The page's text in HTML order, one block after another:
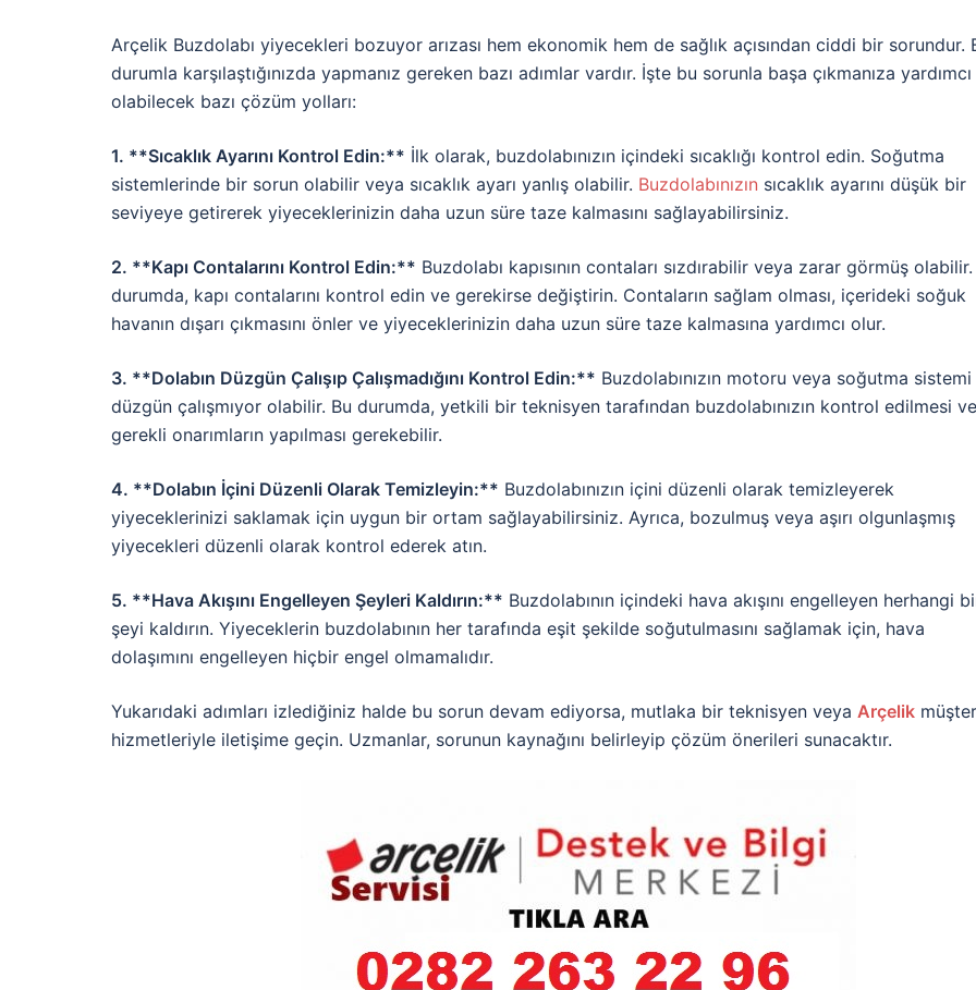
Arçelik Buzdolabı yiyecekleri bozuyor arızası hem ekonomik hem de sağlık açısından ciddi bir sorundur.
durumla karşılaştığınızda yapmanız gereken bazı adımlar vardır. İşte bu sorunla başa çıkmanıza yardımcı
olabilecek bazı çözüm yolları:
1. **Sıcaklık Ayarını Kontrol Edin:** İlk olarak, buzdolabınızın içindeki sıcaklığı kontrol edin. Soğutma
sistemlerinde bir sorun olabilir veya sıcaklık ayarı yanlış olabilir. Buzdolabınızın sıcaklık ayarını düşük bir
seviyeye getirerek yiyeceklerinizin daha uzun süre taze kalmasını sağlayabilirsiniz.
2. **Kapı Contalarını Kontrol Edin:** Buzdolabı kapısının contaları sızdırabilir veya zarar görmüş olabilir.
durumda, kapı contalarını kontrol edin ve gerekirse değiştirin. Contaların sağlam olması, içerideki soğuk
havanın dışarı çıkmasını önler ve yiyeceklerinizin daha uzun süre taze kalmasına yardımcı olur.
3. **Dolabın Düzgün Çalışıp Çalışmadığını Kontrol Edin:** Buzdolabınızın motoru veya soğutma sistemi
düzgün çalışmıyor olabilir. Bu durumda, yetkili bir teknisyen tarafından buzdolabınızın kontrol edilmesi ve
gerekli onarımların yapılması gerekebilir.
4. **Dolabın İçini Düzenli Olarak Temizleyin:** Buzdolabınızın içini düzenli olarak temizleyerek
yiyeceklerinizi saklamak için uygun bir ortam sağlayabilirsiniz. Ayrıca, bozulmuş veya aşırı olgunlaşmış
yiyecekleri düzenli olarak kontrol ederek atın.
5. **Hava Akışını Engelleyen Şeyleri Kaldırın:** Buzdolabının içindeki hava akışını engelleyen herhangi
şeyi kaldırın. Yiyeceklerin buzdolabının her tarafında eşit şekilde soğutulmasını sağlamak için, hava
dolaşımını engelleyen hiçbir engel olmamalıdır.
Yukarıdaki adımları izlediğiniz halde bu sorun devam ediyorsa, mutlaka bir teknisyen veya Arçelik
hizmetleriyle iletişime geçin. Uzmanlar, sorunun kaynağını belirleyip çözüm önerileri sunacaktır.